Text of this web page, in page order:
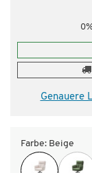
Genauere
Farbe: Beige